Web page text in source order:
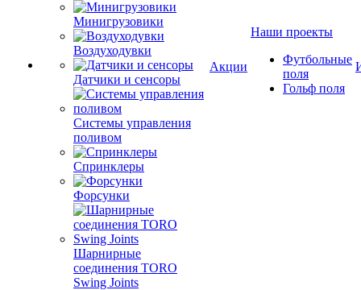
Минигрузовики
Воздуходувки
Датчики и сенсоры
Системы управления
поливом
Спринклеры
Форсунки
Шарнирные
соединения TORO
Swing Joints
Акции
Наши проекты
Футбольные
поля
Гольф поля